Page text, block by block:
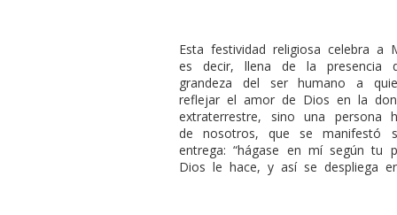
Esta festividad religiosa celebra a
es decir, llena de la
grandeza del ser humano a
reflejar el amor de Dios en la
extraterrestre, sino una persona
de nosotros, que se manifestó
entrega: “hágase en mí según tu
Dios le hace, y así se despliega